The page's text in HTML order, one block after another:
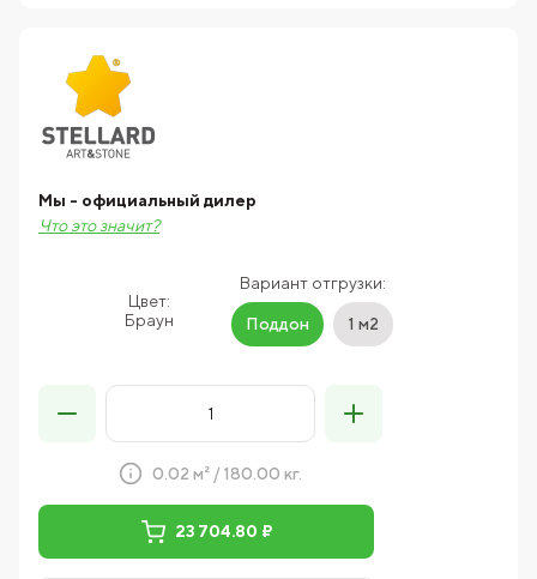
Цвет:
Браун
Вариант отгрузки:
Поддон 1 м2
Мы - официальный дилер
Что это значит?
0.02 м² / 180.00 кг.
23 704.80 ₽